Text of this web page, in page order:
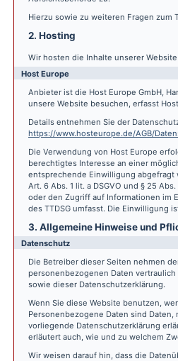
Hierzu sowie zu weiteren Fragen zum
2. Hosting
Wir hosten die Inhalte unserer
Host Europe
Anbieter ist die Host Europe GmbH,
unsere Website besuchen, erfasst
Details entnehmen Sie der
https://www.hosteurope.de/AGB/
Die Verwendung von Host Europe
berechtigtes Interesse an einer
entsprechende Einwilligung abgefragt
Art. 6 Abs. 1 lit. a DSGVO und § 25
oder den Zugriff auf Informationen im
des TTDSG umfasst. Die Einwilligung
3. Allgemeine Hinweise und
Datenschutz
Die Betreiber dieser Seiten nehmen
personenbezogenen Daten
sowie dieser Datenschutzerklärung.
Wenn Sie diese Website benutzen,
Personenbezogene Daten sind
vorliegende Datenschutzerklärung
erläutert auch, wie und zu welchem
Wir weisen darauf hin, dass die